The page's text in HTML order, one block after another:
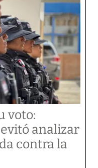
voto:
analizar
contra la